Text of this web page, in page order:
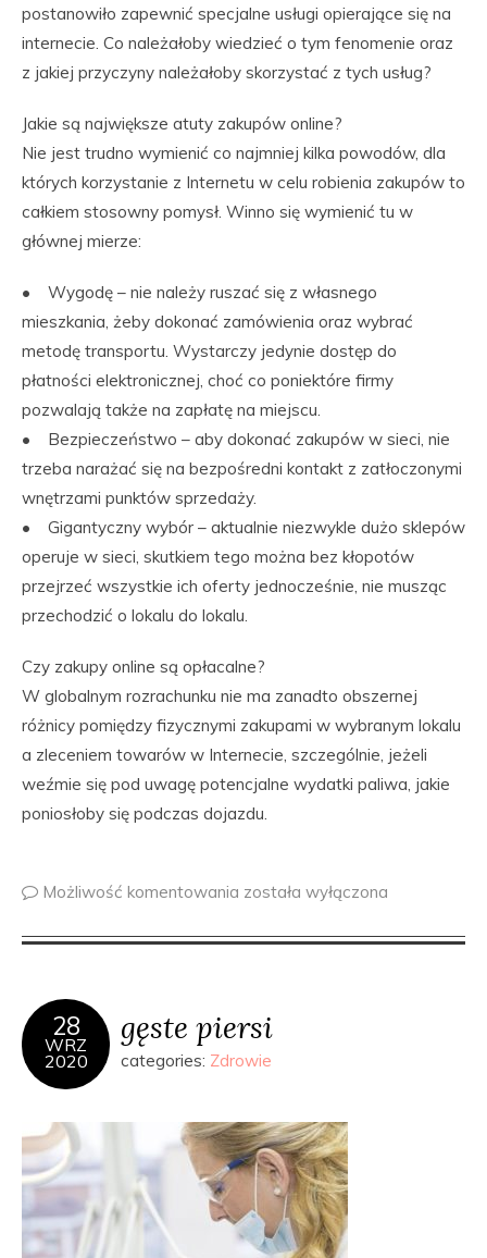
postanowiło zapewnić specjalne usługi opierające się na
internecie. Co należałoby wiedzieć o tym fenomenie oraz
z jakiej przyczyny należałoby skorzystać z tych usług?
Jakie są największe atuty zakupów online?
Nie jest trudno wymienić co najmniej kilka powodów, dla
których korzystanie z Internetu w celu robienia zakupów to
całkiem stosowny pomysł. Winno się wymienić tu w
głównej mierze:
• Wygodę – nie należy ruszać się z własnego
mieszkania, żeby dokonać zamówienia oraz wybrać
metodę transportu. Wystarczy jedynie dostęp do
płatności elektronicznej, choć co poniektóre firmy
pozwalają także na zapłatę na miejscu.
• Bezpieczeństwo – aby dokonać zakupów w sieci, nie
trzeba narażać się na bezpośredni kontakt z zatłoczonymi
wnętrzami punktów sprzedaży.
• Gigantyczny wybór – aktualnie niezwykle dużo sklepów
operuje w sieci, skutkiem tego można bez kłopotów
przejrzeć wszystkie ich oferty jednocześnie, nie musząc
przechodzić o lokalu do lokalu.
Czy zakupy online są opłacalne?
W globalnym rozrachunku nie ma zanadto obszernej
różnicy pomiędzy fizycznymi zakupami w wybranym lokalu
a zleceniem towarów w Internecie, szczególnie, jeżeli
weźmie się pod uwagę potencjalne wydatki paliwa, jakie
poniosłoby się podczas dojazdu.
Możliwość komentowania została wyłączona
28
WRZ
2020
gęste piersi
categories: Zdrowie